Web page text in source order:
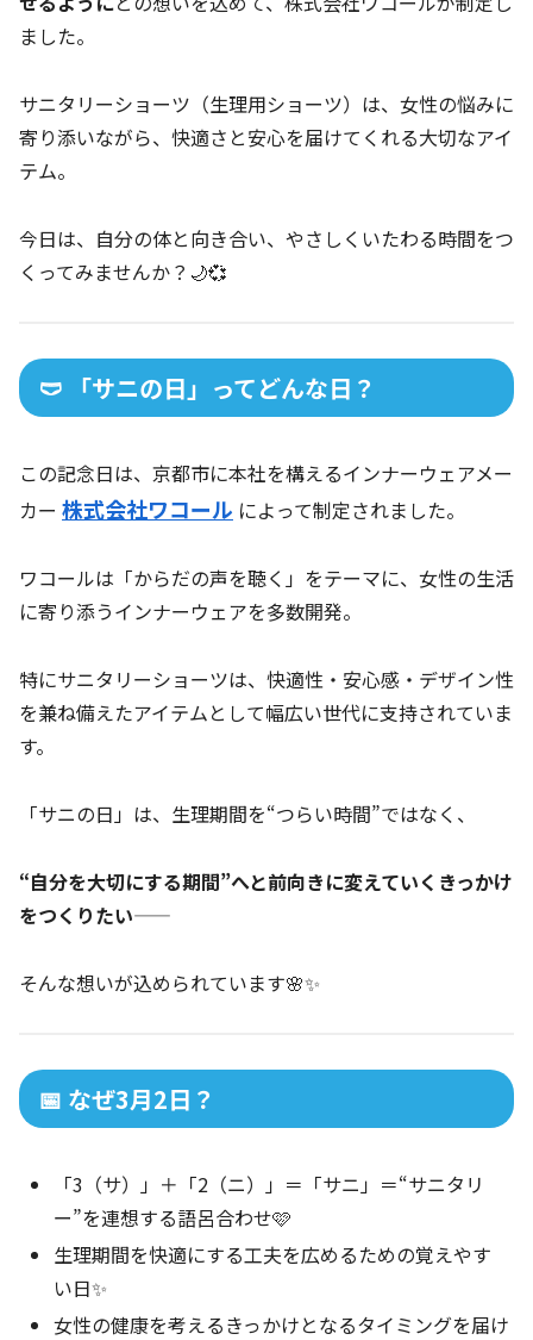
ました。
サニタリーショーツ（生理用ショーツ）は、女性の悩みに
寄り添いながら、快適さと安心を届けてくれる大切なアイ
テム。
今日は、自分の体と向き合い、やさしくいたわる時間をつ
くってみませんか？🌙💞
🩲 「サニの日」ってどんな日？
この記念日は、京都市に本社を構えるインナーウェアメー
カー 株式会社ワコール によって制定されました。
ワコールは「からだの声を聴く」をテーマに、女性の生活
に寄り添うインナーウェアを多数開発。
特にサニタリーショーツは、快適性・安心感・デザイン性
を兼ね備えたアイテムとして幅広い世代に支持されていま
す。
「サニの日」は、生理期間を“つらい時間”ではなく、
“自分を大切にする期間”へと前向きに変えていくきっかけ
をつくりたい——
そんな想いが込められています🌸✨
📅 なぜ3月2日？
「3（サ）」＋「2（ニ）」＝「サニ」＝“サニタリ
ー”を連想する語呂合わせ🩷
生理期間を快適にする工夫を広めるための覚えやす
い日✨
女性の健康を考えるきっかけとなるタイミングを届け